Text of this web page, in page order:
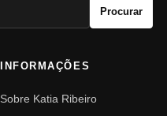
Procurar
INFORMAÇÕES
Sobre Katia Ribeiro